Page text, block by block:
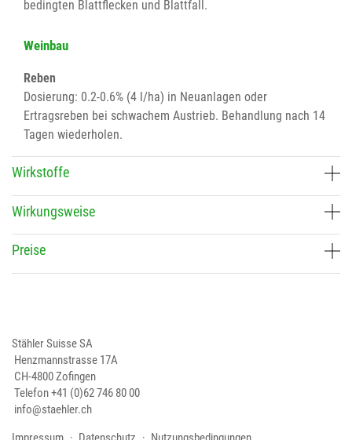
bedingten Blattflecken und Blattfall.
Weinbau
Reben
Dosierung: 0.2-0.6% (4 l/ha) in Neuanlagen oder
Ertragsreben bei schwachem Austrieb. Behandlung nach 14
Tagen wiederholen.
Wirkstoffe
Wirkungsweise
Preise
Stähler Suisse SA
Henzmannstrasse 17A
CH-4800 Zofingen
Telefon+41 (0)62 746 80 00
info@staehler.ch